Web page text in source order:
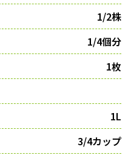
1/2株
1/4個分
1枚
1L
3/4カップ